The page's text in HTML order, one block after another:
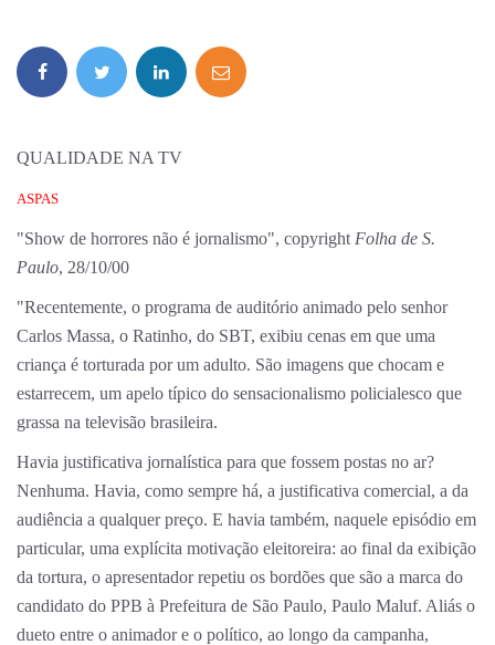
QUALIDADE NA TV
ASPAS
"Show de horrores não é jornalismo", copyright Folha de S.
Paulo, 28/10/00
"Recentemente, o programa de auditório animado pelo senhor
Carlos Massa, o Ratinho, do SBT, exibiu cenas em que uma
criança é torturada por um adulto. São imagens que chocam e
estarrecem, um apelo típico do sensacionalismo policialesco que
grassa na televisão brasileira.
Havia justificativa jornalística para que fossem postas no ar?
Nenhuma. Havia, como sempre há, a justificativa comercial, a da
audiência a qualquer preço. E havia também, naquele episódio em
particular, uma explícita motivação eleitoreira: ao final da exibição
da tortura, o apresentador repetiu os bordões que são a marca do
candidato do PPB à Prefeitura de São Paulo, Paulo Maluf. Aliás o
dueto entre o animador e o político, ao longo da campanha,